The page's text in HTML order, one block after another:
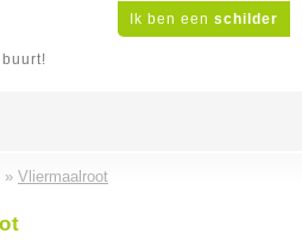
Ik ben een schilder
» Vliermaalroot